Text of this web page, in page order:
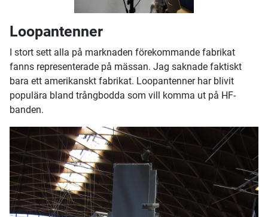
Loopantenner
I stort sett alla på marknaden förekommande fabrikat
fanns representerade på mässan. Jag saknade faktiskt
bara ett amerikanskt fabrikat. Loopantenner har blivit
populära bland trångbodda som vill komma ut på HF-
banden.